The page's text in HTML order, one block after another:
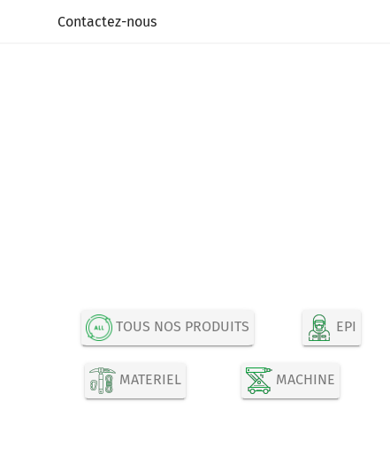
Contactez-nous
TOUS NOS PRODUITS EPI
MATERIEL MACHINE